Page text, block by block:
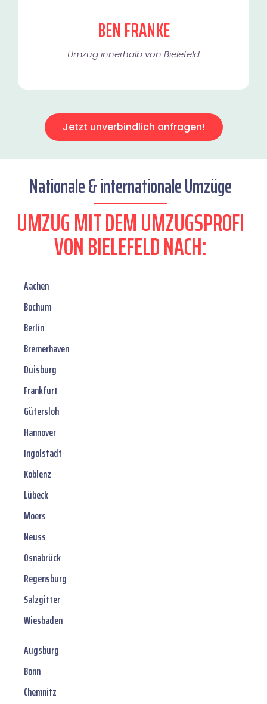
BEN FRANKE
Umzug innerhalb von Bielefeld​
Jetzt unverbindlich anfragen!
Nationale & internationale Umzüge
UMZUG MIT DEM UMZUGSPROFI
VON BIELEFELD NACH:
Aachen
Bochum
Berlin
Bremerhaven
Duisburg
Frankfurt
Gütersloh
Hannover
Ingolstadt
Koblenz
Lübeck
Moers
Neuss
Osnabrück
Regensburg
Salzgitter
Wiesbaden
Augsburg
Bonn
Chemnitz